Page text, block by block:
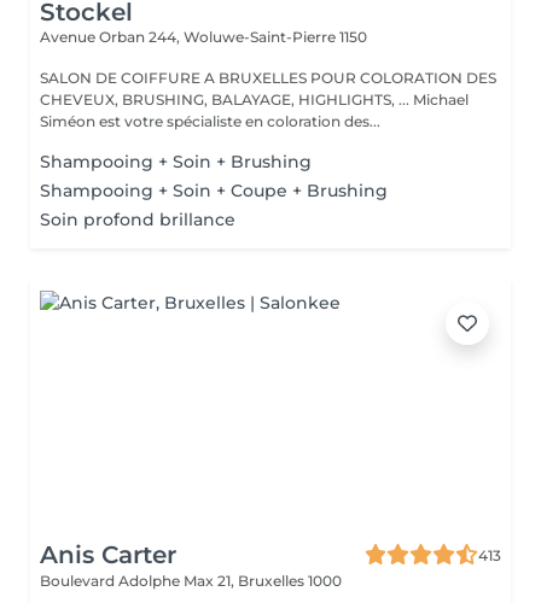
Stockel
Avenue Orban 244, Woluwe-Saint-Pierre 1150
SALON DE COIFFURE A BRUXELLES POUR COLORATION DES
CHEVEUX, BRUSHING, BALAYAGE, HIGHLIGHTS, ... Michael
Siméon est votre spécialiste en coloration des...
Shampooing + Soin + Brushing
Shampooing + Soin + Coupe + Brushing
Soin profond brillance
Anis Carter
413
Boulevard Adolphe Max 21, Bruxelles 1000